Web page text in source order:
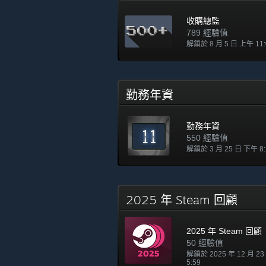
收購總監
789 經驗值
解鎖於 8 月 5 日 上午
勤務年資
勤務年資
550 經驗值
解鎖於 3 月 25 日 下午
2025 年 Steam 回顧
2025 年 Steam 回顧
50 經驗值
解鎖於 2025 年 12 月 23
5:59